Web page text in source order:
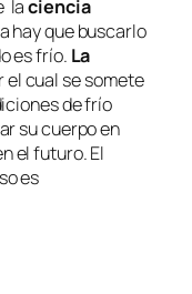
laciencia
hay que buscarlo
es frío. La
el cual se somete
de frío
su cuerpo en
el futuro. El
es